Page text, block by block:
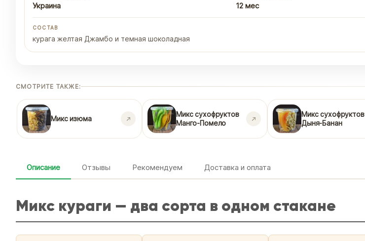
Украина 12 мес
СОСТАВ
курага желтая Джамбо и темная шоколадная
СМОТРИТЕ ТАКЖЕ:
Микс изюма
Микс сухофруктов
Манго-Помело
Микс сухофруктов
Дыня-Банан
Описание Отзывы Рекомендуем Доставка и оплата
Микс кураги — два сорта в одном стакане